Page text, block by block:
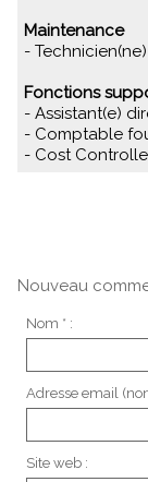
Maintenance
-
Fonctions
- Assistant(e)
- Comptable
- Cost
Nouveau
Nom * :
Adresse email
Site web :